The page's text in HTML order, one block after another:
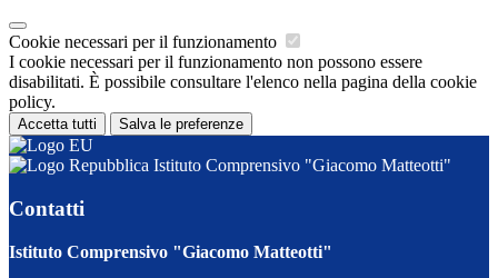
Cookie necessari per il funzionamento
I cookie necessari per il funzionamento non possono essere
disabilitati. È possibile consultare l'elenco nella pagina della cookie
policy.
Accetta tutti Salva le preferenze
Istituto Comprensivo "Giacomo Matteotti"
Contatti
Istituto Comprensivo "Giacomo Matteotti"